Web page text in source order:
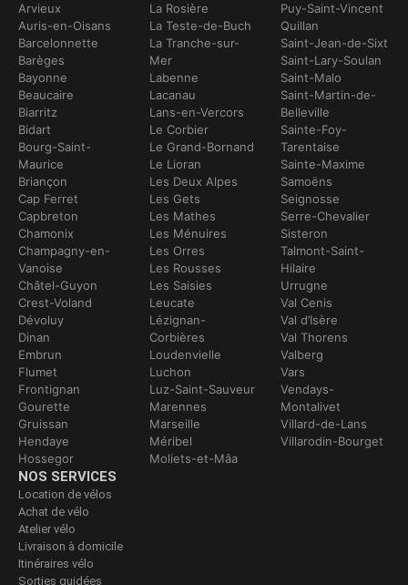
Arvieux
Auris-en-Oisans
Barcelonnette
Barèges
Bayonne
Beaucaire
Biarritz
Bidart
Bourg-Saint-
Maurice
Briançon
Cap Ferret
Capbreton
Chamonix
Champagny-en-
Vanoise
Châtel-Guyon
Crest-Voland
Dévoluy
Dinan
Embrun
Flumet
Frontignan
Gourette
Gruissan
Hendaye
Hossegor
La Rosière
La Teste-de-Buch
La Tranche-sur-
Mer
Labenne
Lacanau
Lans-en-Vercors
Le Corbier
Le Grand-Bornand
Le Lioran
Les Deux Alpes
Les Gets
Les Mathes
Les Ménuires
Les Orres
Les Rousses
Les Saisies
Leucate
Lézignan-
Corbières
Loudenvielle
Luchon
Luz-Saint-Sauveur
Marennes
Marseille
Méribel
Moliets-et-Mâa
Puy-Saint-Vincent
Quillan
Saint-Jean-de-Sixt
Saint-Lary-Soulan
Saint-Malo
Saint-Martin-de-
Belleville
Sainte-Foy-
Tarentaise
Sainte-Maxime
Samoëns
Seignosse
Serre-Chevalier
Sisteron
Talmont-Saint-
Hilaire
Urrugne
Val Cenis
Val d’Isère
Val Thorens
Valberg
Vars
Vendays-
Montalivet
Villard-de-Lans
Villarodin-Bourget
NOS SERVICES
Location de vélos
Achat de vélo
Atelier vélo
Livraison à domicile
Itinéraires vélo
Sorties guidées